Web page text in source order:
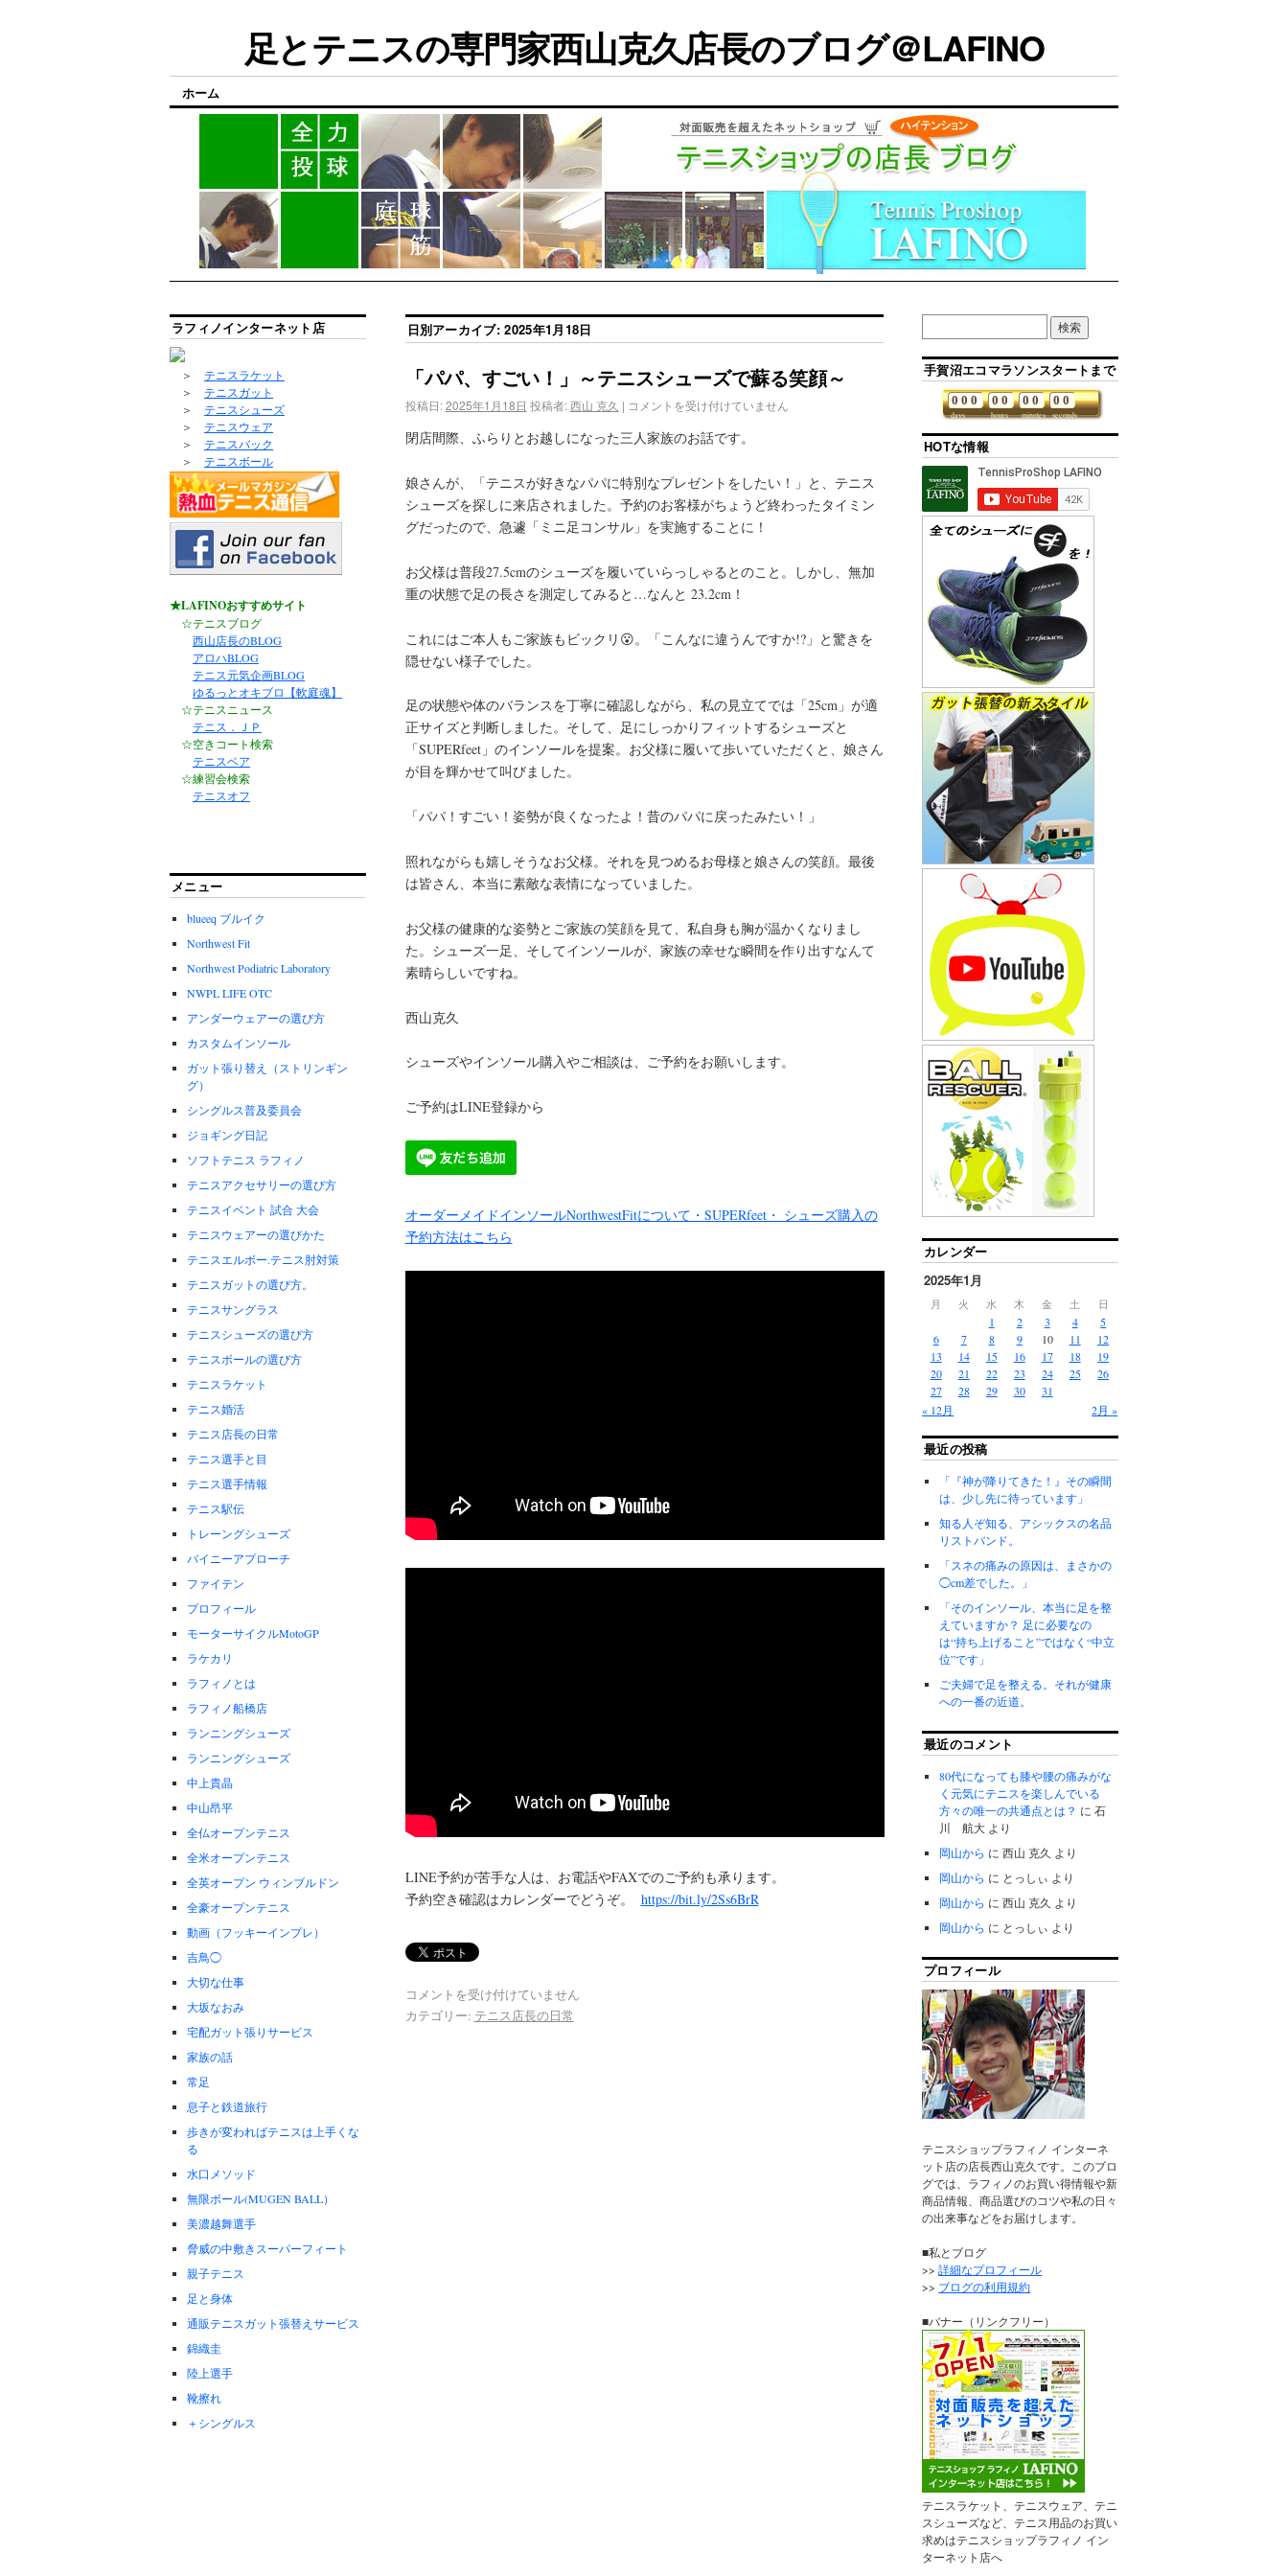
足とテニスの専門家西山克久店長のブログ＠LAFINO
ホーム
日別アーカイブ:2025年1月18日
「パパ、すごい！」～テニスシューズで蘇る笑顔～
投稿日: 2025年1月18日 投稿者: 西山 克久 | コメントを受け付けていません
閉店間際、ふらりとお越しになった三人家族のお話です。
娘さんが、「テニスが好きなパパに特別なプレゼントをしたい！」と、テニス
シューズを探しに来店されました。予約のお客様がちょうど終わったタイミン
グだったので、急遽「ミニ足コンサル」を実施することに！
お父様は普段27.5cmのシューズを履いていらっしゃるとのこと。しかし、無加
重の状態で足の長さを測定してみると…なんと 23.2cm！
これにはご本人もご家族もビックリ😮。「こんなに違うんですか!?」と驚きを
隠せない様子でした。
足の状態や体のバランスを丁寧に確認しながら、私の見立てでは「25cm」が適
正サイズと判断しました。そして、足にしっかりフィットするシューズと
「SUPERfeet」のインソールを提案。お父様に履いて歩いていただくと、娘さん
が目を輝かせて叫びました。
「パパ！すごい！姿勢が良くなったよ！昔のパパに戻ったみたい！」
照れながらも嬉しそうなお父様。それを見つめるお母様と娘さんの笑顔。最後
は皆さん、本当に素敵な表情になっていました。
お父様の健康的な姿勢とご家族の笑顔を見て、私自身も胸が温かくなりまし
た。シューズ一足、そしてインソールが、家族の幸せな瞬間を作り出すなんて
素晴らしいですね。
西山克久
シューズやインソール購入やご相談は、ご予約をお願いします。
ご予約はLINE登録から
オーダーメイドインソールNorthwestFitについて・SUPERfeet・ シューズ購入の
予約方法はこちら
LINE予約が苦手な人は、お電話やFAXでのご予約も承ります。
予約空き確認はカレンダーでどうぞ。 https://bit.ly/2Ss6BrR
コメントを受け付けていません
カテゴリー: テニス店長の日常
ラフィノインターネット店
＞ テニスラケット
＞ テニスガット
＞ テニスシューズ
＞ テニスウェア
＞ テニスバック
＞ テニスボール
★LAFINOおすすめサイト
☆テニスブログ
西山店長のBLOG
アロハBLOG
テニス元気企画BLOG
ゆるっとオキブロ【軟庭魂】
☆テニスニュース
テニス．ＪＰ
☆空きコート検索
テニスベア
☆練習会検索
テニスオフ
メニュー
blueeq ブルイク
Northwest Fit
Northwest Podiatric Laboratory
NWPL LIFE OTC
アンダーウェアーの選び方
カスタムインソール
ガット張り替え（ストリンギン
グ）
シングルス普及委員会
ジョギング日記
ソフトテニス ラフィノ
テニスアクセサリーの選び方
テニスイベント 試合 大会
テニスウェアーの選びかた
テニスエルボー.テニス肘対策
テニスガットの選び方。
テニスサングラス
テニスシューズの選び方
テニスボールの選び方
テニスラケット
テニス婚活
テニス店長の日常
テニス選手と目
テニス選手情報
テニス駅伝
トレーングシューズ
バイニーアプローチ
ファイテン
プロフィール
モーターサイクルMotoGP
ラケカリ
ラフィノとは
ラフィノ船橋店
ランニングシューズ
ランニングシューズ
中上貴晶
中山昂平
全仏オープンテニス
全米オープンテニス
全英オープン ウィンブルドン
全豪オープンテニス
動画（フッキーインプレ）
吉鳥◯
大切な仕事
大坂なおみ
宅配ガット張りサービス
家族の話
常足
息子と鉄道旅行
歩きが変わればテニスは上手くな
る
水口メソッド
無限ボール(MUGEN BALL）
美濃越舞選手
脅威の中敷きスーパーフィート
親子テニス
足と身体
通販テニスガット張替えサービス
錦織圭
陸上選手
靴擦れ
＋シングルス
手賀沼エコマラソンスタートまで
days
0 0 0
hours
0 0
minutes
0 0
seconds
0 0
HOTな情報
カレンダー
2025年1月
月 火 水 木 金 土 日
« 12月 2月 »
1 2 3 4
5
6
7 8 9 10 11
12
13
14 15 16 17 18
19
20
21 22 23 24 25
26
27
28 29 30 31
最近の投稿
「『神が降りてきた！』その瞬間
は、少し先に待っています」
知る人ぞ知る、アシックスの名品
リストバンド。
「スネの痛みの原因は、まさかの
◯cm差でした。」
「そのインソール、本当に足を整
えていますか？ 足に必要なの
は“持ち上げること”ではなく“中立
位”です」
ご夫婦で足を整える。それが健康
への一番の近道。
最近のコメント
80代になっても膝や腰の痛みがな
く元気にテニスを楽しんでいる
方々の唯一の共通点とは？ に石
川 航大 より
岡山から に西山 克久 より
岡山から に とっしぃ より
岡山から に西山 克久 より
岡山から に とっしぃ より
プロフィール
テニスショップラフィノ インターネ
ット店の店長西山克久です。このブロ
グでは、ラフィノのお買い得情報や新
商品情報、商品選びのコツや私の日々
の出来事などをお届けします。
■私とブログ
>>詳細なプロフィール
>> ブログの利用規約
■バナー（リンクフリー）
テニスラケット、テニスウェア、テニ
スシューズなど、テニス用品のお買い
求めはテニスショップラフィノ イン
ターネット店へ